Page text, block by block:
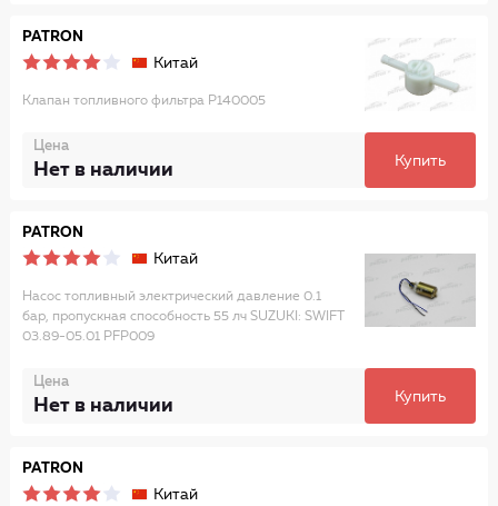
PATRON
Китай
Клапан топливного фильтра P140005
Цена
Нет в наличии Купить
PATRON
Китай
Насос топливный электрический давление 0.1
бар, пропускная способность 55 лч SUZUKI: SWIFT
03.89-05.01 PFP009
Цена
Нет в наличии Купить
PATRON
Китай